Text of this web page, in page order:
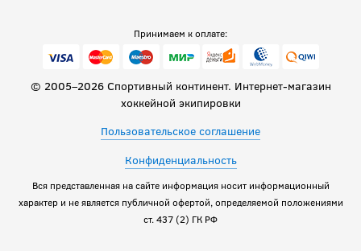
Принимаем к оплате:
© 2005–2026 Спортивный континент. Интернет-магазин
хоккейной экипировки
Пользовательское соглашение
Конфиденциальность
Вся представленная на сайте информация носит информационный
характер и не является публичной офертой, определяемой положениями
ст. 437 (2) ГК РФ